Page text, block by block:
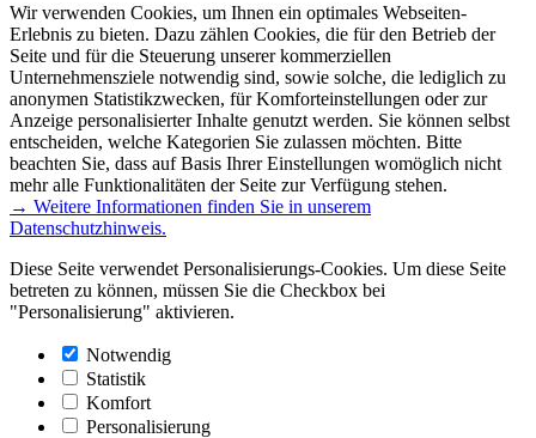
Wir verwenden Cookies, um Ihnen ein optimales Webseiten-
Erlebnis zu bieten. Dazu zählen Cookies, die für den Betrieb der
Seite und für die Steuerung unserer kommerziellen
Unternehmensziele notwendig sind, sowie solche, die lediglich zu
anonymen Statistikzwecken, für Komforteinstellungen oder zur
Anzeige personalisierter Inhalte genutzt werden. Sie können selbst
entscheiden, welche Kategorien Sie zulassen möchten. Bitte
beachten Sie, dass auf Basis Ihrer Einstellungen womöglich nicht
mehr alle Funktionalitäten der Seite zur Verfügung stehen.
→ Weitere Informationen finden Sie in unserem
Datenschutzhinweis.
Diese Seite verwendet Personalisierungs-Cookies. Um diese Seite
betreten zu können, müssen Sie die Checkbox bei
"Personalisierung" aktivieren.
Notwendig
Statistik
Komfort
Personalisierung